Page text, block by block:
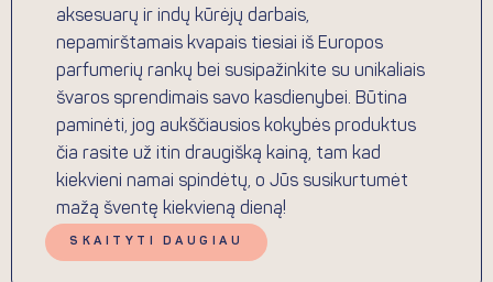
aksesuarų ir indų kūrėjų darbais,
nepamirštamais kvapais tiesiai iš Europos
parfumerių rankų bei susipažinkite su unikaliais
švaros sprendimais savo kasdienybei. Būtina
paminėti, jog aukščiausios kokybės produktus
čia rasite už itin draugišką kainą, tam kad
kiekvieni namai spindėtų, o Jūs susikurtumėt
mažą šventę kiekvieną dieną!
SKAITYTI DAUGIAU